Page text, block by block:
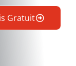
Gratuit